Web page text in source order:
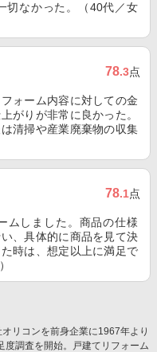
切なかった。（40代／女
78.3点
ォーム内容に対しての金
がりが非常に良かった。
清掃や産業廃棄物の収集
78.1点
ムしました。商品の仕様
、具体的に商品を見て決
時は、想定以上に満足で
リコンを前身企業に1967年より
度調査を開始。戸建てリフォーム